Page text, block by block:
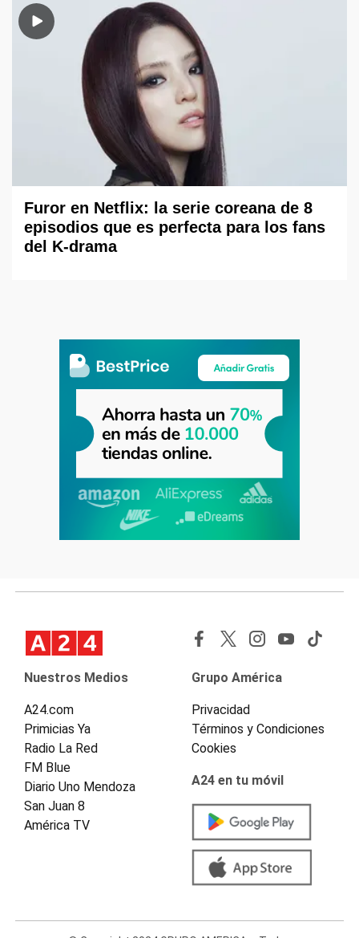
Furor en Netflix: la serie coreana de 8
episodios que es perfecta para los fans
del K-drama
Nuestros Medios
A24.com
Primicias Ya
Radio La Red
FM Blue
Diario Uno Mendoza
San Juan 8
América TV
Grupo América
Privacidad
Términos y Condiciones
Cookies
A24 en tu móvil